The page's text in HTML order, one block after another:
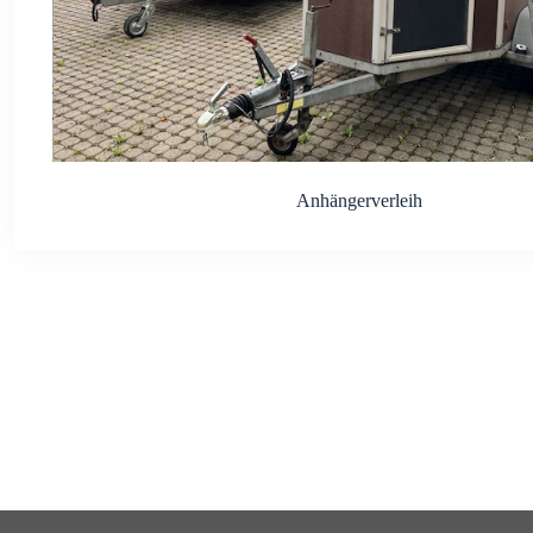
Anhängerverleih